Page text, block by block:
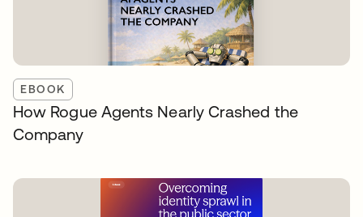
EBOOK
How Rogue Agents Nearly Crashed the
Company